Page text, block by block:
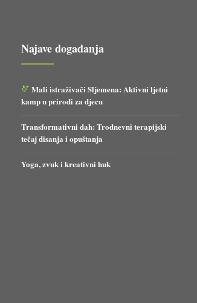
Najave događanja
Mali istraživači Sljemena: Aktivni ljetni
kamp u prirodi za djecu
Transformativni dah: Trodnevni terapijski
tečaj disanja i opuštanja
Yoga, zvuk i kreativni huk